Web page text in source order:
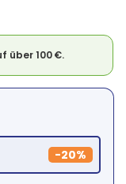
über 100 €.
-20%